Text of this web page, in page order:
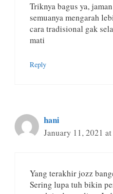
Triknya bagus ya,
semuanya mengarah
cara tradisional gak
mati
Reply
hani
January 11, 2021
Yang terakhir jozz
Sering lupa tuh bikin